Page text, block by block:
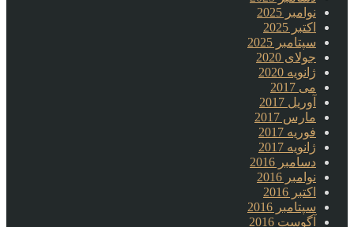
نوامبر 2025
اکتبر 2025
سپتامبر 2025
جولای 2020
ژانویه 2020
می 2017
آوریل 2017
مارس 2017
فوریه 2017
ژانویه 2017
دسامبر 2016
نوامبر 2016
اکتبر 2016
سپتامبر 2016
آگوست 2016